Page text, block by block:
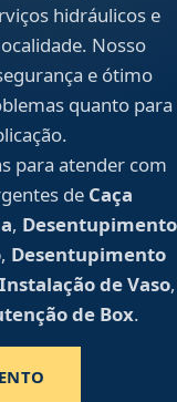
hidráulicos e
Nosso
e ótimo
quanto para
para atender com
de Caça
, Desentupimento
, Desentupimento
Instalação de Vaso,
de Box.